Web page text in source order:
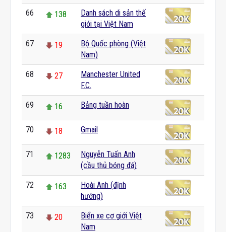
66 138
Danh sách di sản thế
giới tại Việt Nam
67 19
Bộ Quốc phòng (Việt
Nam)
68 27
Manchester United
F.C.
69 16 Bảng tuần hoàn
70 18 Gmail
71 1283
Nguyễn Tuấn Anh
(cầu thủ bóng đá)
72 163
Hoài Anh (định
hướng)
73 20
Biển xe cơ giới Việt
Nam